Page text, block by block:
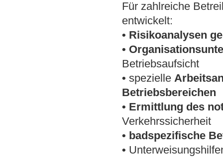
Für zahlreiche
entwickelt:
• Risikoanalysen
•
Betriebsaufsicht
• spezielle
Betriebsbereichen
• Ermittlung des
Verkehrssicherheit
• badspezifische
•